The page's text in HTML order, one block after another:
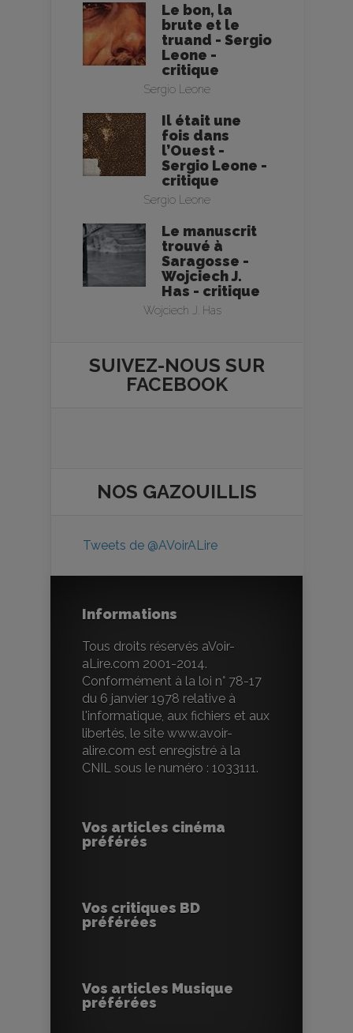
Le bon, la
brute et le
truand - Sergio
Leone -
critique
Sergio Leone
Il était une
fois dans
l’Ouest -
Sergio Leone -
critique
Sergio Leone
Le manuscrit
trouvé à
Saragosse -
Wojciech J.
Has - critique
Wojciech J. Has
SUIVEZ-NOUS SUR
FACEBOOK
NOS GAZOUILLIS
Tweets de @AVoirALire
Informations
Tous droits réservés aVoir-
aLire.com 2001-2014.
Conformément à la loi n° 78-17
du 6 janvier 1978 relative à
l'informatique, aux fichiers et aux
libertés, le site www.avoir-
alire.com est enregistré à la
CNIL sous le numéro : 1033111.
Vos articles cinéma
préférés
Vos critiques BD
préférées
Vos articles Musique
préférées